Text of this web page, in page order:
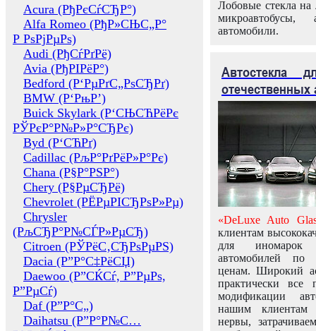
Acura (РђРєСѓСЂР°)
Alfa Romeo (РђР»СЊС„Р°
Р РѕРјРµРѕ)
Audi (РђСѓРґРё)
Avia (РђРІРёР°)
Bedford (Р‘РµРґС„РѕСЂРґ)
BMW (Р‘РњР’)
Buick Skylark (Р‘СЊСЋРёРє
РЎРєР°Р№Р»Р°СЂРє)
Byd (Р‘СЋРґ)
Cadillac (РљР°РґРёР»Р°Рє)
Chana (Р§Р°РЅР°)
Chery (Р§РµСЂРё)
Chevrolet (РЁРµРІСЂРѕР»Рµ)
Chrysler
(РљСЂР°Р№СЃР»РµСЂ)
Citroen (РЎРёС‚СЂРѕРµРЅ)
Dacia (Р”Р°С‡РёСЏ)
Daewoo (Р”СЌСѓ, Р”РµРѕ,
Р”РµСѓ)
Daf (Р”Р°С„)
Daihatsu (Р”Р°Р№С…
Лобовые стекла на
микроавтобусы,
автомобили.
Автостекла
отечественных
«DeLuxe Auto
клиентам
для иномарок
автомобилей
ценам. Широкий
практически все
модификации
нашим клиентам
нервы,